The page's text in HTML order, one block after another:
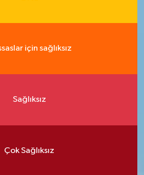
için sağlıksız
Sağlıksız
Çok Sağlıksız